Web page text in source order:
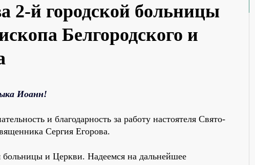
2-й городской больницы
Белгородского и
Иоанн!
и благодарность за работу настоятеля Свято-
Сергия Егорова.
больницы и Церкви. Надеемся на дальнейшее